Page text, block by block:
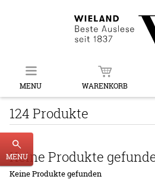
MENU WARENKORB
MENU
124 Produkte
Keine Produkte
Keine Produkte gefunden